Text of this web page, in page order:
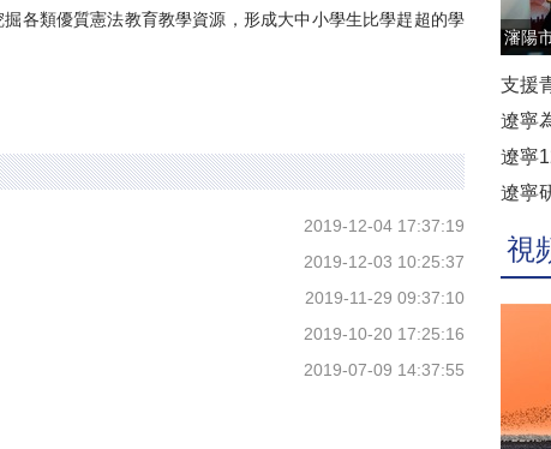
各類優質憲法教育教學資源，形成大中小學生比學趕超的學
2019-12-04 17:37:19
2019-12-03 10:25:37
2019-11-29 09:37:10
2019-10-20 17:25:16
2019-07-09 14:37:55
支援
遼寧
遼寧
遼寧
視